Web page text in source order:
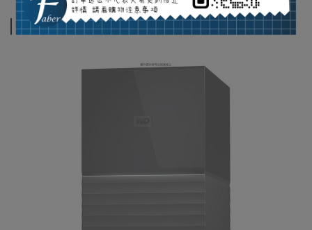
相關商品